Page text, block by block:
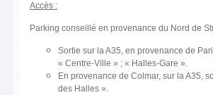
Accès :
Parking conseillé en provenance du Nord de
Sortie sur la A35, en provenance de
« Centre-Ville » ; « Halles-Gare ».
En provenance de Colmar, sur la A35,
des Halles ».